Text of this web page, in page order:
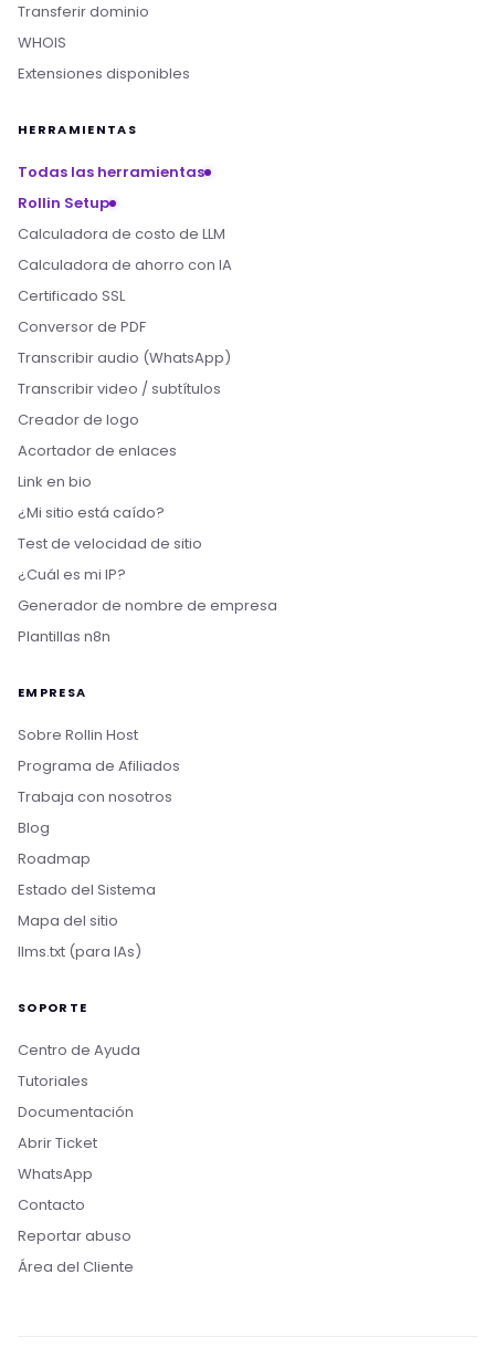
Transferir dominio
WHOIS
Extensiones disponibles
HERRAMIENTAS
Todas las herramientas
Rollin Setup
Calculadora de costo de LLM
Calculadora de ahorro con IA
Certificado SSL
Conversor de PDF
Transcribir audio (WhatsApp)
Transcribir video / subtítulos
Creador de logo
Acortador de enlaces
Link en bio
¿Mi sitio está caído?
Test de velocidad de sitio
¿Cuál es mi IP?
Generador de nombre de empresa
Plantillas n8n
EMPRESA
Sobre Rollin Host
Programa de Afiliados
Trabaja con nosotros
Blog
Roadmap
Estado del Sistema
Mapa del sitio
llms.txt (para IAs)
SOPORTE
Centro de Ayuda
Tutoriales
Documentación
Abrir Ticket
WhatsApp
Contacto
Reportar abuso
Área del Cliente
Estamos aqui pra acelerar projetos com
hospedagem otimizada, IA e automação. O que